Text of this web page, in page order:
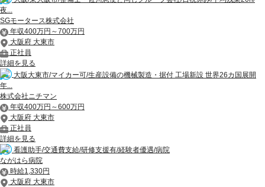
夜...
SGモータース株式会社
年収400万円～700万円
大阪府 大東市
正社員
詳細を見る
大阪大東市/マイカー可/生産設備の機械製造・据付 工場新設 世界26カ国展開
年...
株式会社ニチマン
年収400万円～600万円
大阪府 大東市
正社員
詳細を見る
看護助手/交通費支給/研修支援有/経験者優遇/病院
ながはら病院
時給1,330円
大阪府 大東市